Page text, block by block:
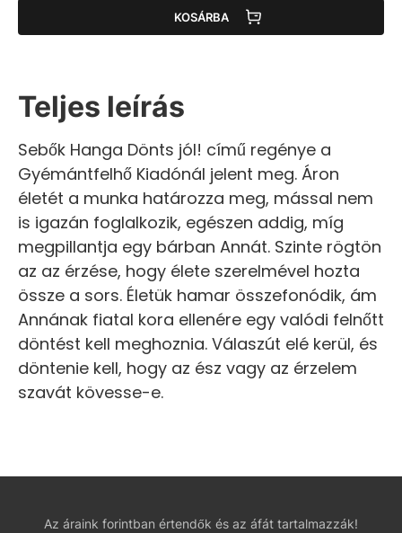
KOSÁRBA
Teljes leírás
Sebők Hanga Dönts jól! című regénye a
Gyémántfelhő Kiadónál jelent meg. Áron
életét a munka határozza meg, mással nem
is igazán foglalkozik, egészen addig, míg
megpillantja egy bárban Annát. Szinte rögtön
az az érzése, hogy élete szerelmével hozta
össze a sors. Életük hamar összefonódik, ám
Annának fiatal kora ellenére egy valódi felnőtt
döntést kell meghoznia. Válaszút elé kerül, és
döntenie kell, hogy az ész vagy az érzelem
szavát kövesse-e.
Az áraink forintban értendők és az áfát tartalmazzák!